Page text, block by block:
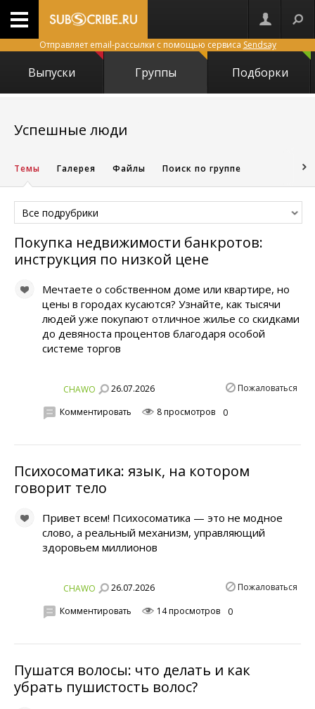
Отправляет email-рассылки с помощью сервиса Sendsay
Выпуски Группы Подборки
Успешные люди
Темы Галерея Файлы Поиск по группе
Все подрубрики
Покупка недвижимости банкротов:
инструкция по низкой цене
Мечтаете о собственном доме или квартире, но
цены в городах кусаются? Узнайте, как тысячи
людей уже покупают отличное жилье со скидками
до девяноста процентов благодаря особой
системе торгов
CHAWO 26.07.2026 Пожаловаться
Комментировать 8 просмотров 0
Психосоматика: язык, на котором
говорит тело
Привет всем! Психосоматика — это не модное
слово, а реальный механизм, управляющий
здоровьем миллионов
CHAWO 26.07.2026 Пожаловаться
Комментировать 14 просмотров 0
Пушатся волосы: что делать и как
убрать пушистость волос?